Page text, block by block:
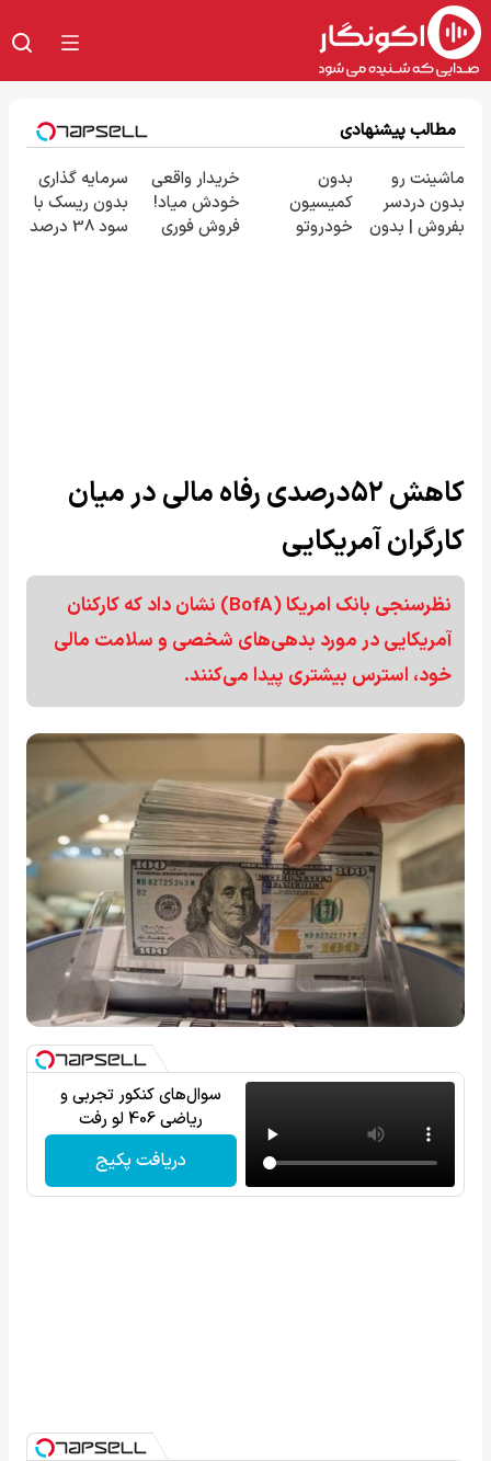
مطالب پیشنهادی
ماشینت رو
بدون دردسر
بفروش | بدون
بدون
کمیسیون
خودروتو
خریدار واقعی
خودش میاد!
فروش فوری
سرمایه گذاری
بدون ریسک با
سود 38 درصد
کاهش ۵۲درصدی رفاه مالی در میان
کارگران آمریکایی
نظرسنجی بانک امریکا (BofA) نشان داد که کارکنان
آمریکایی در مورد بدهی‌های شخصی و سلامت مالی
خود، استرس بیشتری پیدا می‌کنند.
سوال‌های کنکور تجربی و
ریاضی 406 لو رفت
دریافت پکیج